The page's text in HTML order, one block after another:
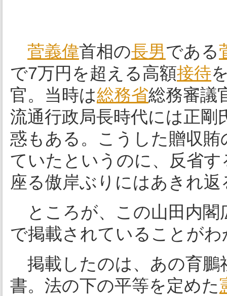
菅義偉首相の長男である
で7万円を超える高額接待
官。当時は総務省総務審議
流通行政局長時代には正
惑もある。こうした贈収
ていたというのに、反省
座る傲岸ぶりにはあきれ
ところが、この山田内閣
で掲載されていることが
掲載したのは、あの育鵬
書。法の下の平等を定めた